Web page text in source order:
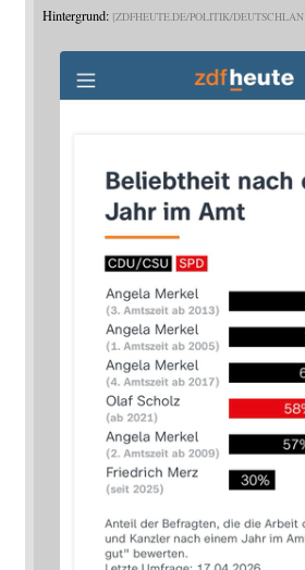
Hintergrund: ZDFHEUTE.DE/POLITIK/DEUTSCHLAN